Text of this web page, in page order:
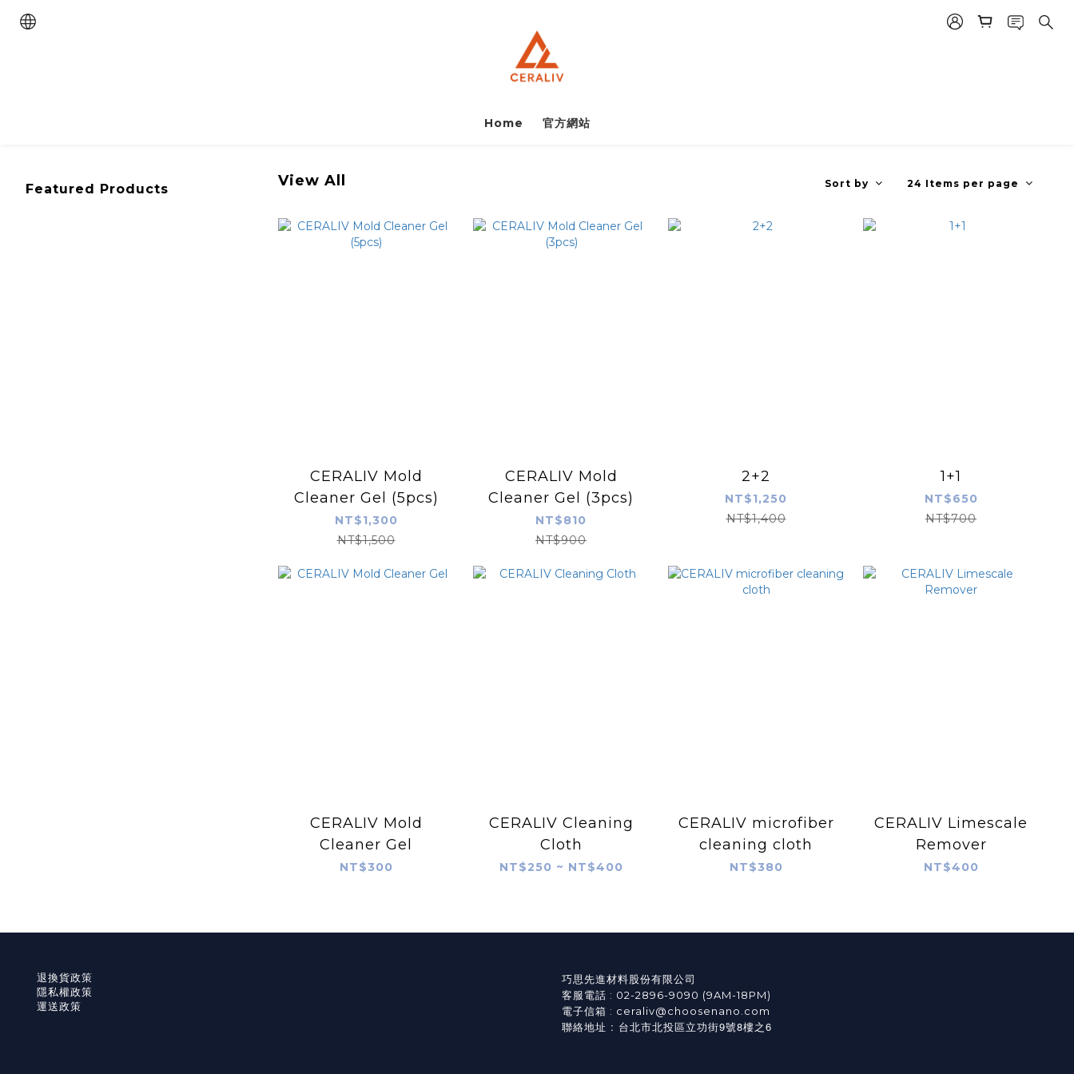
Home 官方網站
Featured Products View All Sort by 24 Items per page
CERALIV Mold
Cleaner Gel (5pcs)
NT$1,300
NT$1,500
CERALIV Mold
Cleaner Gel (3pcs)
NT$810
NT$900
2+2
NT$1,250
NT$1,400
1+1
NT$650
NT$700
CERALIV Mold
Cleaner Gel
NT$300
CERALIV Cleaning
Cloth
NT$250 ~ NT$400
CERALIV microfiber
cleaning cloth
NT$380
CERALIV Limescale
Remover
NT$400
退換貨政策
隱私權政策
運送政策
巧思先進材料股份有限公司
客服電話 : 02-2896-9090 (9AM-18PM)
電子信箱 : ceraliv@choosenano.com
聯絡地址 : 台北市北投區立功街9號8樓之6